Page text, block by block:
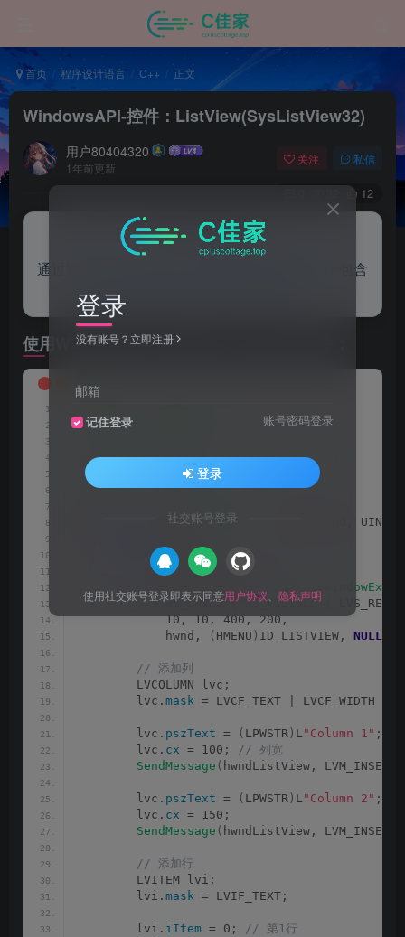
首页 程序设计语言 C++ 正文
WindowsAPI-控件：ListView(SysListView32)
用户80404320
1年前更新
关注 私信
12
来自AI助手的总结
通过Windows API在C++程序中创建并配置一个包含
两列和两行数据的ListView控件。
使用WindowsAPI，创建一个ListView控件：
#include <commctrl.h>
#pragma comment(lib, "comctl32.lib")
#define ID_LISTVIEW 101
LRESULT CALLBACK WindowProc
HWND hwnd, UINT
WM_CREATE:
// 创建 ListView 控件
CreateWindowEx
WS_CHILD | WS_VISIBLE |
            10, 10, 400, 200,
            hwnd,
( HMENU ) ID_LISTVIEW, NULL
// 添加列
        LVCOLUMN lvc;
        lvc.
mask = LVCF_TEXT | LVCF_WIDTH |
        lvc.
pszText = ( LPWSTR ) L "Column 1" ;
        lvc.
cx = 100;
// 列宽
SendMessage ( hwndListView,
        lvc.
pszText = ( LPWSTR ) L "Column 2" ;
        lvc.
cx = 150;
SendMessage ( hwndListView,
// 添加行
        LVITEM lvi;
        lvi.
mask = LVIF_TEXT;
        lvi.
iItem = 0;
// 第1行
登录
没有账号？立即注册
邮箱
记住登录 账号密码登录
登录
社交账号登录
使用社交账号登录即表示同意用户协议 隐私声明